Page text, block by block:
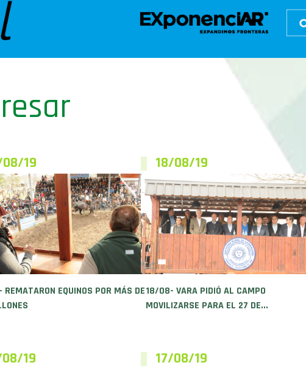
19
EQUINOS POR MÁS DE
18/08/19
18/08- VARA PIDIÓ AL CAMPO
MOVILIZARSE PARA EL 27 DE...
19 17/08/19